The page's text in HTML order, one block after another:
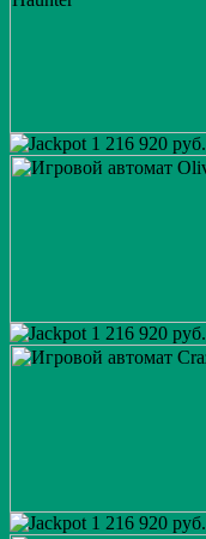
1 216 920 руб.
1 216 920 руб.
1 216 920 руб.